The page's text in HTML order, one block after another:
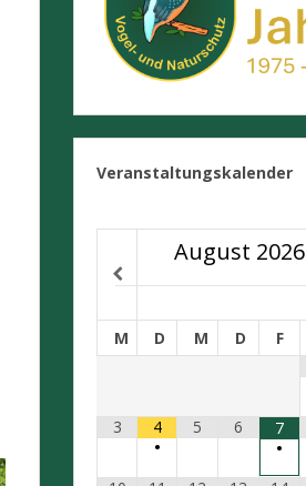
Veranstaltungskalender
August 2026
M D M D F
3
4
•
5 6
7
•